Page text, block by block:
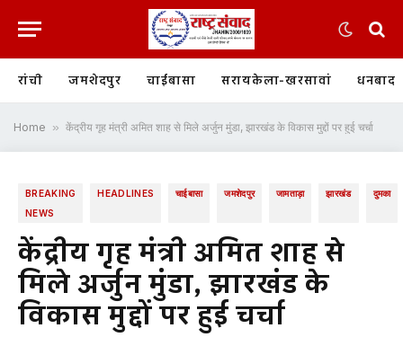
रांची जमशेदपुर चाईबासा सरायकेला-खरसावां धनबाद
Home » केंद्रीय गृह मंत्री अमित शाह से मिले अर्जुन मुंडा, झारखंड के विकास मुद्दों पर हुई चर्चा
BREAKING
NEWS
HEADLINES चाईबासा जमशेदपुर जामताड़ा झारखंड दुमका
केंद्रीय गृह मंत्री अमित शाह से
मिले अर्जुन मुंडा, झारखंड के
विकास मुद्दों पर हुई चर्चा